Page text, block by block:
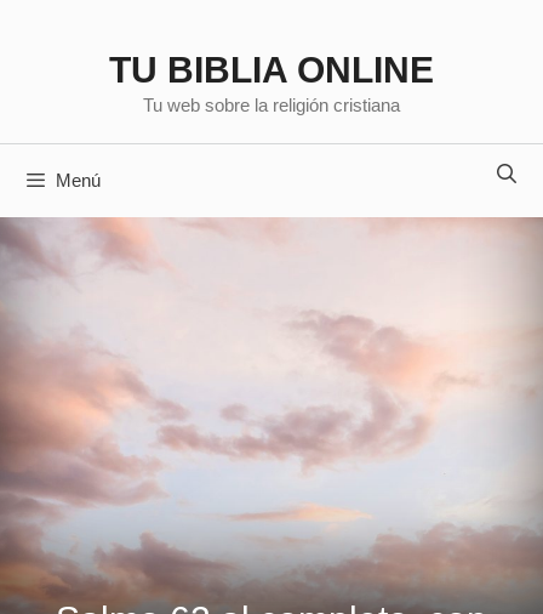
TU BIBLIA ONLINE
Tu web sobre la religión cristiana
Menú